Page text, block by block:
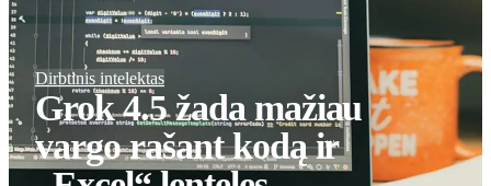
Dirbtinis intelektas
Grok 4.5 žada mažiau
vargo rašant kodą ir